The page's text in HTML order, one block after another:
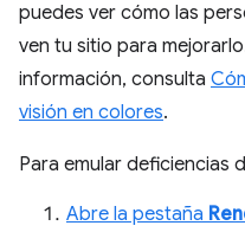
puedes ver cómo las
ven tu sitio para
información, consulta
visión en colores.
Para emular deficiencias
Abre la pestaña